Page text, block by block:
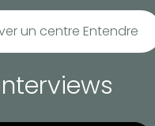
un centre Entendre